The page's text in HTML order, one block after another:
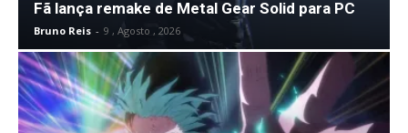
Fã lança remake de Metal Gear Solid para PC
Bruno Reis - 9 , Agosto , 2026